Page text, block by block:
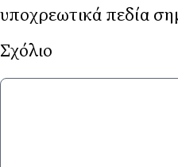
υποχρεωτικά πεδία